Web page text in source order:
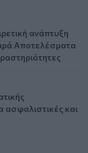
ανάπτυξη
Αποτελέσματα
ασφαλιστικές και